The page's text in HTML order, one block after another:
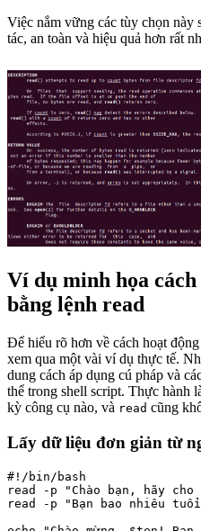
Việc nắm vững các tùy chọn này
tác, an toàn và hiệu quả hơn rất
Ví dụ minh họa
bằng lệnh read
Để hiểu rõ hơn về cách hoạt động
xem qua một vài ví dụ thực tế.
dung cách áp dụng cú pháp và
thể trong shell script. Thực hành
kỳ công cụ nào, và read cũng
Lấy dữ liệu đơn giản từ
#!/bin/bash
read -p "Chào bạn, hãy
read -p "Bạn bao nhiêu